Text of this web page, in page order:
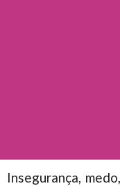
Insegurança,